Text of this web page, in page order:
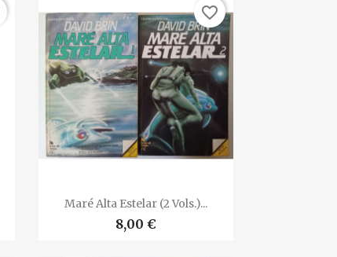
Vista rápida
Maré Alta Estelar (2 Vols.)...
8,00 €
favorite_border